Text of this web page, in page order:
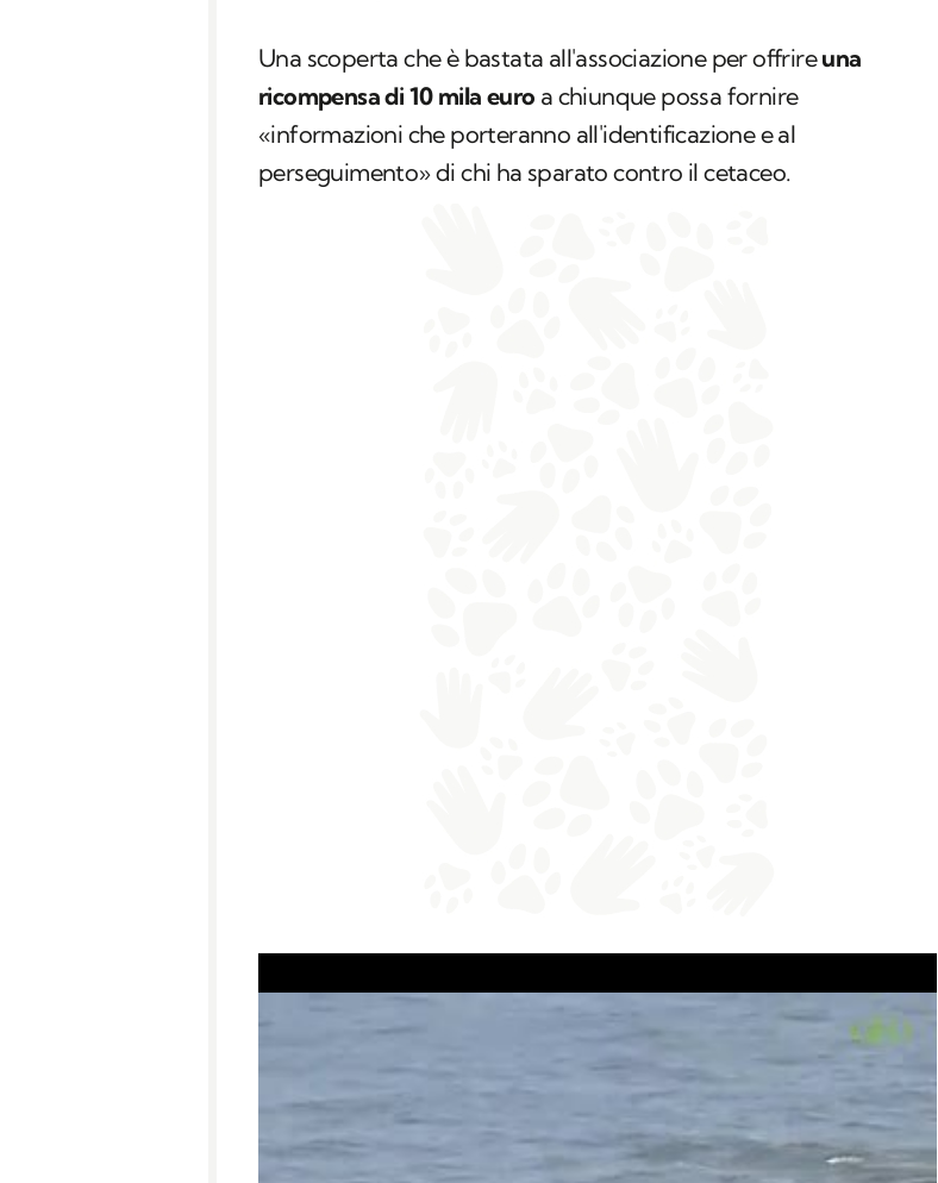
Una scoperta che è bastata all'associazione per offrireuna
ricompensa di 10 mila euro a chiunque possa fornire
«informazioni che porteranno all'identificazione e al
perseguimento» di chi ha sparato contro il cetaceo.